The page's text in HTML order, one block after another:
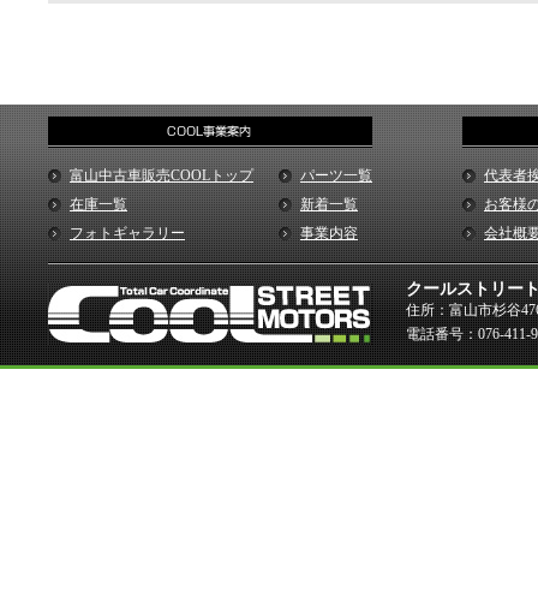
富山中古車販売COOLトップ
パーツ一覧
在庫一覧
新着一覧
フォトギャラリー
事業内容
代表者
お客様
会社概
クールストリー
住所：富山市杉谷
電話番号：076-